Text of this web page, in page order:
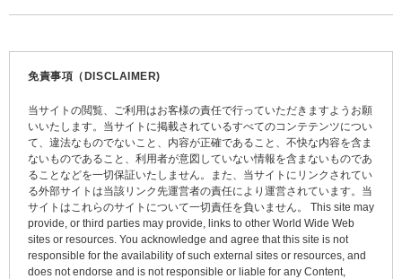
稿
免責事項（DISCLAIMER)
当サイトの閲覧、ご利用はお客様の責任で行っていただきますようお願
いいたします。当サイトに掲載されているすべてのコンテテンツについ
て、違法なものでないこと、内容が正確であること、不快な内容を含ま
ないものであること、利用者が意図していない情報を含まないものであ
ることなどを一切保証いたしません。また、当サイトにリンクされてい
る外部サイトは当該リンク先運営者の責任により運営されています。当
サイトはこれらのサイトについて一切責任を負いません。 This site may
provide, or third parties may provide, links to other World Wide Web
sites or resources. You acknowledge and agree that this site is not
responsible for the availability of such external sites or resources, and
does not endorse and is not responsible or liable for any Content,